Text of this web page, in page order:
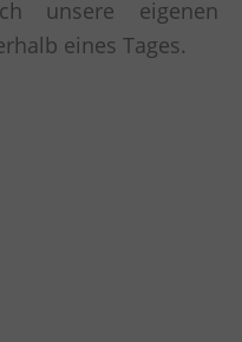
unsere eigenen
eines Tages.